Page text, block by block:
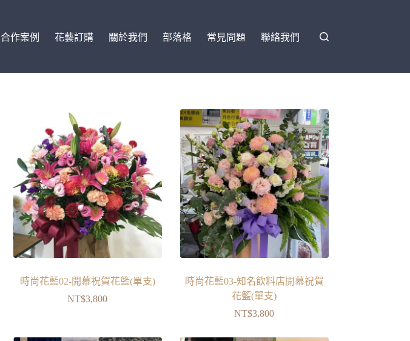
合作案例 花藝訂購 關於我們 部落格 常見問題 聯絡我們
時尚花藍02-開幕祝賀花籃(單支)
NT$3,800
時尚花藍03-知名飲料店開幕祝賀
花籃(單支)
NT$3,800